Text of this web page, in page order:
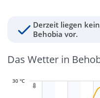
Derzeit liegen
Behobia vor.
Das Wetter in

30 °C